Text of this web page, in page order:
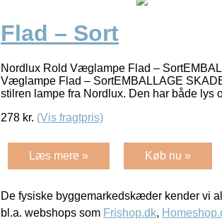
Flad – Sort
Nordlux Rold Væglampe Flad –
Væglampe Flad – SortEMBALLAGE
stilren lampe fra Nordlux. Den har både lys
278 kr. (Vis fragtpris)
Læs mere » Køb nu »
De fysiske byggemarkedskæder kender vi
bl.a. webshops som Frishop.dk,